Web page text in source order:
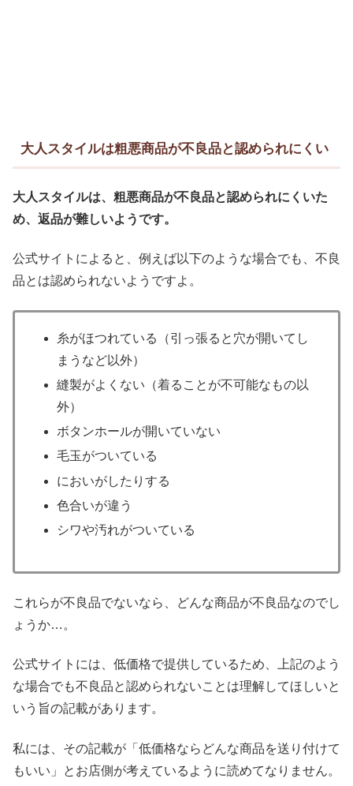
大人スタイルは粗悪商品が不良品と認められにくい
大人スタイルは、粗悪商品が不良品と認められにくいた
め、返品が難しいようです。
公式サイトによると、例えば以下のような場合でも、不良
品とは認められないようですよ。
糸がほつれている（引っ張ると穴が開いてし
まうなど以外）
縫製がよくない（着ることが不可能なもの以
外）
ボタンホールが開いていない
毛玉がついている
においがしたりする
色合いが違う
シワや汚れがついている
これらが不良品でないなら、どんな商品が不良品なのでし
ょうか…。
公式サイトには、低価格で提供しているため、上記のよう
な場合でも不良品と認められないことは理解してほしいと
いう旨の記載があります。
私には、その記載が「低価格ならどんな商品を送り付けて
もいい」とお店側が考えているように読めてなりません。